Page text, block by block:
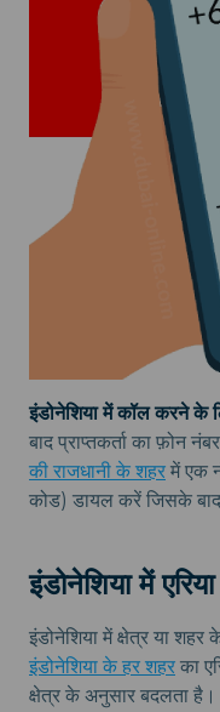
इंडोनेशिया में कॉल करने के
बाद प्राप्तकर्ता का फ़ोन
की राजधानी के शहर में एक
कोड) डायल करें जिसके बाद
इंडोनेशिया में
इंडोनेशिया में क्षेत्र या
इंडोनेशिया के हर शहर का
क्षेत्र के अनुसार बदलता है।